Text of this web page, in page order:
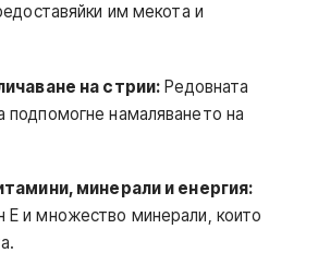
им мекота и
на стрии: Редовната
намаляването на
минерали и енергия:
и множество минерали, които